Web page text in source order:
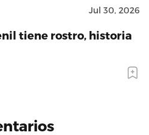
Jul 30, 2026
tiene rostro, historia